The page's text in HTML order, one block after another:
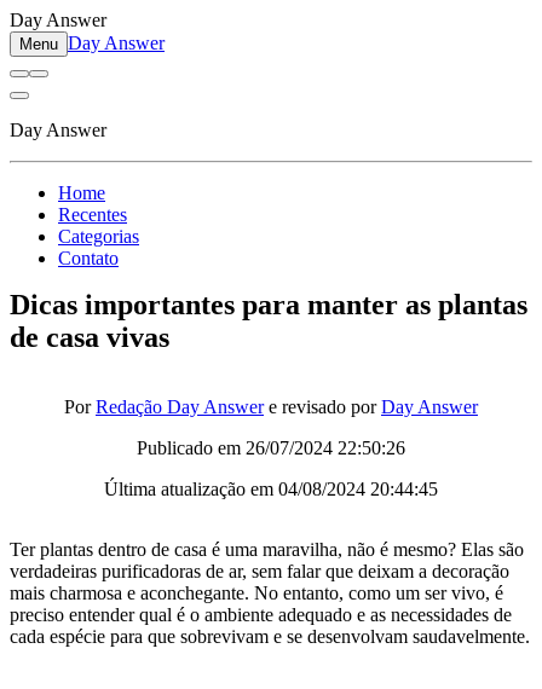
Day Answer
Menu Day Answer
Day Answer
Home
Recentes
Categorias
Contato
Dicas importantes para manter as plantas
de casa vivas
PorRedação Day Answere revisado porDay Answer
Publicado em 26/07/2024 22:50:26
Última atualização em 04/08/2024 20:44:45
Ter plantas dentro de casa é uma maravilha, não é mesmo? Elas são
verdadeiras purificadoras de ar, sem falar que deixam a decoração
mais charmosa e aconchegante. No entanto, como um ser vivo, é
preciso entender qual é o ambiente adequado e as necessidades de
cada espécie para que sobrevivam e se desenvolvam saudavelmente.